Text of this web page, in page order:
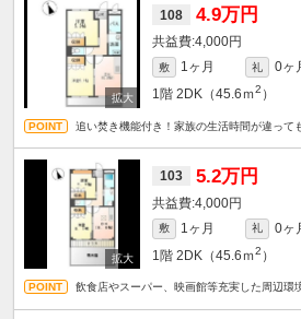
108 4.9万円
4,000円
敷 1ヶ月 礼
0ヶ
1階 2DK（45.6ｍ2 ）
追い焚き機能付き！家族の生活時間が違って
103 5.2万円
4,000円
敷 1ヶ月 礼
0ヶ
1階 2DK（45.6ｍ2 ）
飲食店やスーパー、映画館等充実した周辺環